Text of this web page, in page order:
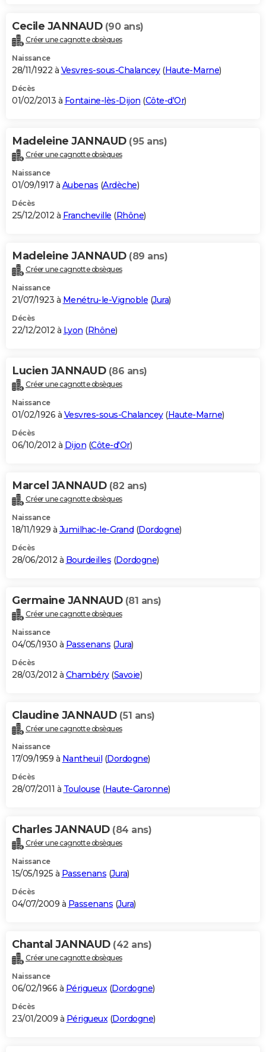
Cecile JANNAUD (90 ans)
Créer une cagnotte obsèques
Naissance
28/11/1922 à Vesvres-sous-Chalancey(Haute-Marne)
Décès
01/02/2013 à Fontaine-lès-Dijon (Côte-d'Or)
Madeleine JANNAUD (95 ans)
Créer une cagnotte obsèques
Naissance
01/09/1917 à Aubenas (Ardèche)
Décès
25/12/2012 à Francheville (Rhône)
Madeleine JANNAUD (89 ans)
Créer une cagnotte obsèques
Naissance
21/07/1923 à Menétru-le-Vignoble (Jura)
Décès
22/12/2012 à Lyon (Rhône)
Lucien JANNAUD (86 ans)
Créer une cagnotte obsèques
Naissance
01/02/1926 à Vesvres-sous-Chalancey(Haute-Marne)
Décès
06/10/2012 à Dijon (Côte-d'Or)
Marcel JANNAUD (82 ans)
Créer une cagnotte obsèques
Naissance
18/11/1929 à Jumilhac-le-Grand (Dordogne)
Décès
28/06/2012 à Bourdeilles (Dordogne)
Germaine JANNAUD (81 ans)
Créer une cagnotte obsèques
Naissance
04/05/1930 à Passenans (Jura)
Décès
28/03/2012 à Chambéry(Savoie)
Claudine JANNAUD (51 ans)
Créer une cagnotte obsèques
Naissance
17/09/1959 à Nantheuil (Dordogne)
Décès
28/07/2011 à Toulouse (Haute-Garonne)
Charles JANNAUD (84 ans)
Créer une cagnotte obsèques
Naissance
15/05/1925 à Passenans (Jura)
Décès
04/07/2009 à Passenans (Jura)
Chantal JANNAUD (42 ans)
Créer une cagnotte obsèques
Naissance
06/02/1966 à Périgueux(Dordogne)
Décès
23/01/2009 à Périgueux(Dordogne)